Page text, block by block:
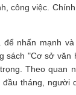
công việc.
để nhấn mạnh
sách "Cơ sở văn
Theo quan
tháng, người